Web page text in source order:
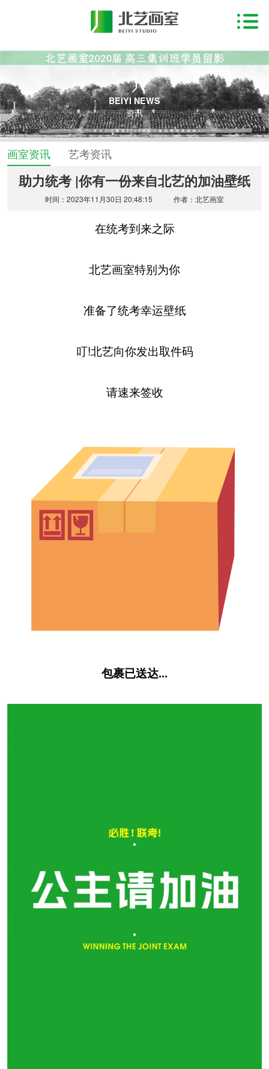
BEIYI NEWS
资讯
画室资讯 艺考资讯
助力统考 |你有一份来自北艺的加油壁纸
时间：2023年11月30日 20:48:15 作者：北艺画室
在统考到来之际
北艺画室特别为你
准备了统考幸运壁纸
叮!北艺向你发出取件码
请速来签收
包裹已送达...